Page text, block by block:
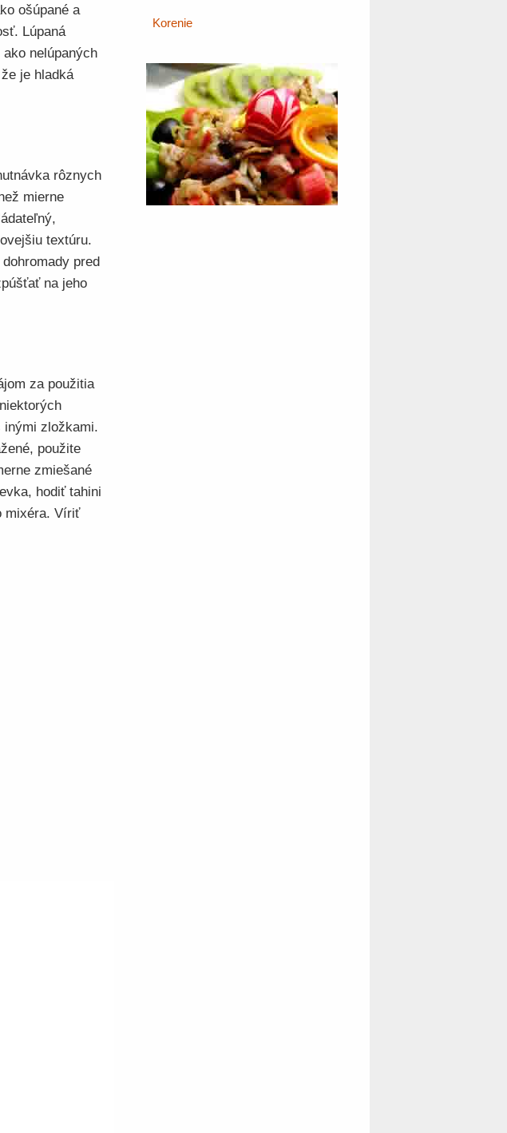
ošúpané a
Lúpaná
nelúpaných
je hladká
rôznych
mierne
textúru.
pred
na jeho
za použitia
inými zložkami.
použite
zmiešané
hodiť tahini
mixéra. Víriť
Korenie